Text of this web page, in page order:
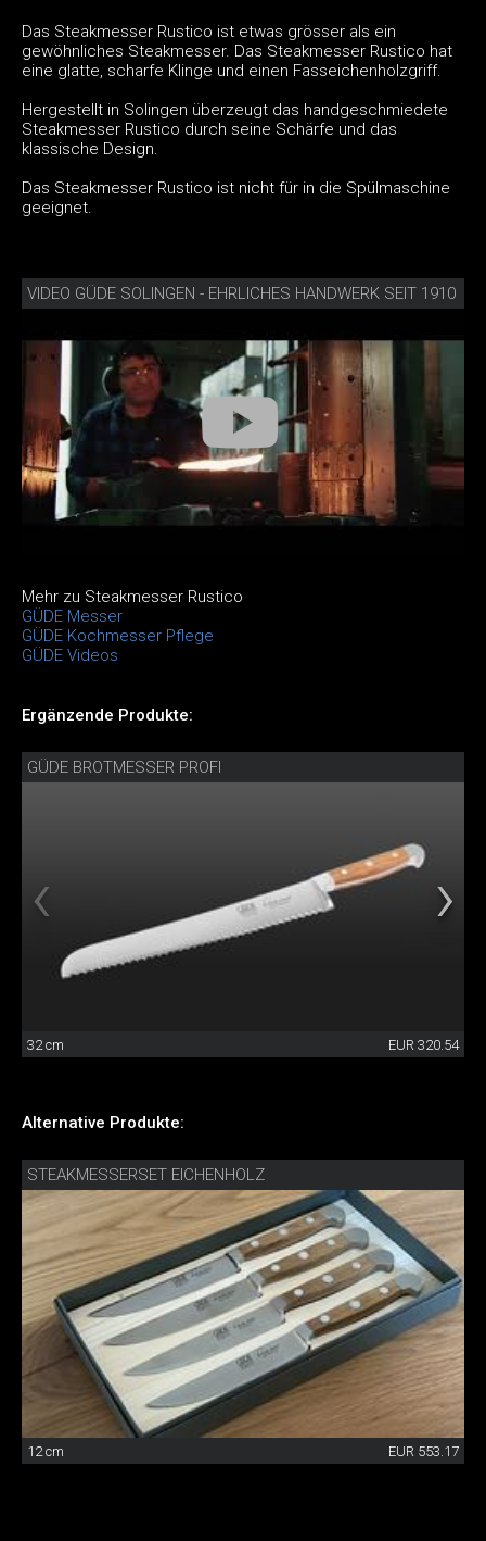
Das Steakmesser Rustico ist etwas grösser als ein
gewöhnliches Steakmesser. Das Steakmesser Rustico hat
eine glatte, scharfe Klinge und einen Fasseichenholzgriff.
Hergestellt in Solingen überzeugt das handgeschmiedete
Steakmesser Rustico durch seine Schärfe und das
klassische Design.
Das Steakmesser Rustico ist nicht für in die Spülmaschine
geeignet.
VIDEO GÜDE SOLINGEN - EHRLICHES HANDWERK SEIT 1910
Mehr zu Steakmesser Rustico
GÜDE Messer
GÜDE Kochmesser Pflege
GÜDE Videos
Ergänzende Produkte:
GÜDE BROTMESSER PROFI
32 cm EUR 320.54
Alternative Produkte:
STEAKMESSERSET EICHENHOLZ
12 cm EUR 553.17